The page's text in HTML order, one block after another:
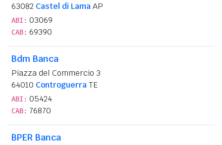
63082 Castel di LamaAP
ABI: 03069
CAB: 69390
Bdm Banca
Piazza del Commercio 3
64010 ControguerraTE
ABI: 05424
CAB: 76870
BPER Banca